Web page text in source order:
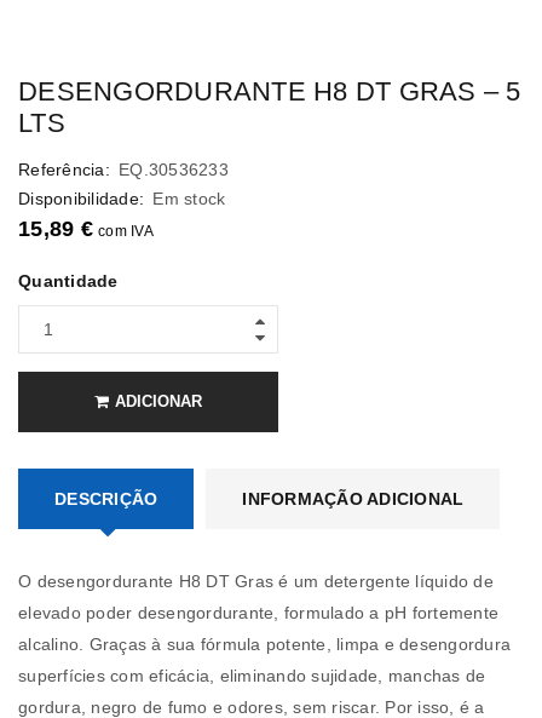
DESENGORDURANTE H8 DT GRAS – 5
LTS
Referência: EQ.30536233
Disponibilidade: Em stock
15,89 € com IVA
Quantidade
ADICIONAR
DESCRIÇÃO INFORMAÇÃO ADICIONAL
O desengordurante H8 DT Gras é um detergente líquido de
elevado poder desengordurante, formulado a pH fortemente
alcalino. Graças à sua fórmula potente, limpa e desengordura
superfícies com eficácia, eliminando sujidade, manchas de
gordura, negro de fumo e odores, sem riscar. Por isso, é a